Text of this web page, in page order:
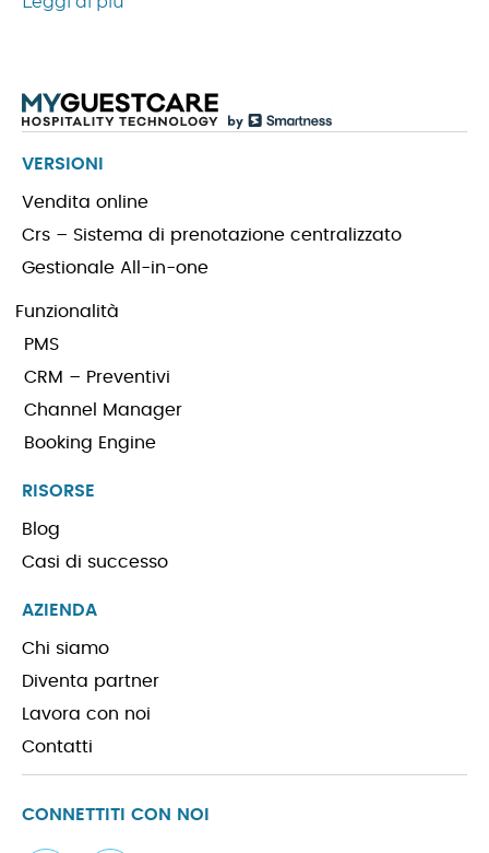
VERSIONI
Vendita online
Crs – Sistema di prenotazione centralizzato
Gestionale All-in-one
Funzionalità
PMS
CRM – Preventivi
Channel Manager
Booking Engine
RISORSE
Blog
Casi di successo
AZIENDA
Chi siamo
Diventa partner
Lavora con noi
Contatti
CONNETTITI CON NOI